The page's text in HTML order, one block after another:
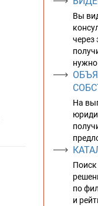
Вы
через
На
Поиск
по
и